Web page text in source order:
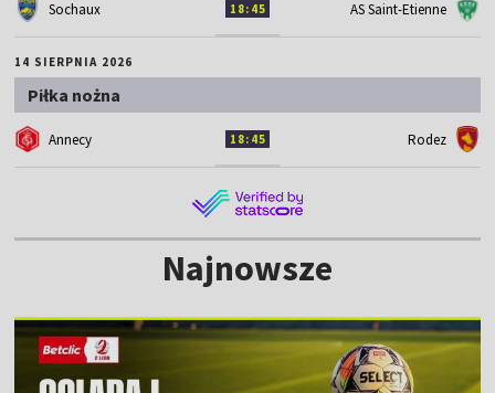
Sochaux 18:45 AS Saint-Etienne
14 SIERPNIA 2026
Piłka nożna
Annecy 18:45 Rodez
Najnowsze